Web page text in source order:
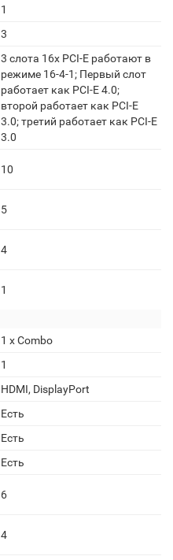
1
3
3 слота 16x PCI-E работают в
режиме 16-4-1; Первый слот
работает как PCI-E 4.0;
второй работает как PCI-E
3.0; третий работает как PCI-E
3.0
10
5
4
1
1 x Combo
1
HDMI, DisplayPort
Есть
Есть
Есть
6
4